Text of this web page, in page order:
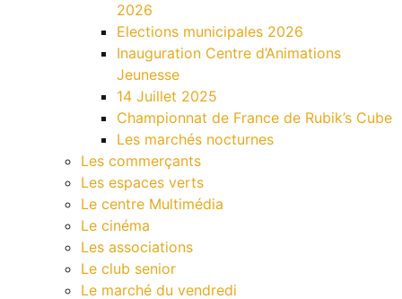
2026
Elections municipales 2026
Inauguration Centre d’Animations
Jeunesse
14 Juillet 2025
Championnat de France de Rubik’s Cube
Les marchés nocturnes
Les commerçants
Les espaces verts
Le centre Multimédia
Le cinéma
Les associations
Le club senior
Le marché du vendredi